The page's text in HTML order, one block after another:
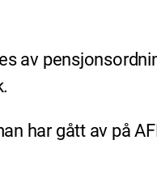
av
har gått av på